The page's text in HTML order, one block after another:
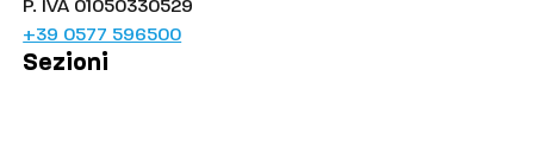
P. IVA 01050330529
+39 0577 596500
Sezioni